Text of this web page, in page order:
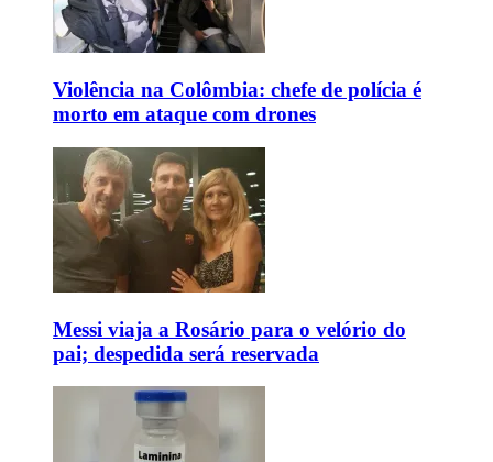
Violência na Colômbia: chefe de polícia é
morto em ataque com drones
Messi viaja a Rosário para o velório do
pai; despedida será reservada